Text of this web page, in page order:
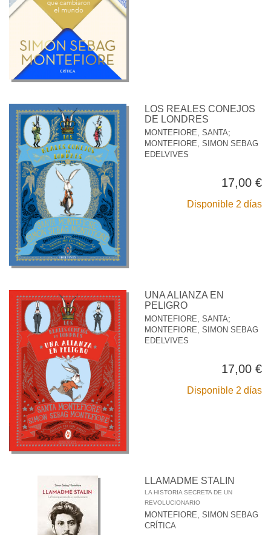
LOS REALES CONEJOS
DE LONDRES
MONTEFIORE, SANTA;
MONTEFIORE, SIMON SEBAG
EDELVIVES
17,00 €
Disponible 2 días
UNA ALIANZA EN
PELIGRO
MONTEFIORE, SANTA;
MONTEFIORE, SIMON SEBAG
EDELVIVES
17,00 €
Disponible 2 días
LLAMADME STALIN
LA HISTORIA SECRETA DE UN
REVOLUCIONARIO
MONTEFIORE, SIMON SEBAG
CRÍTICA